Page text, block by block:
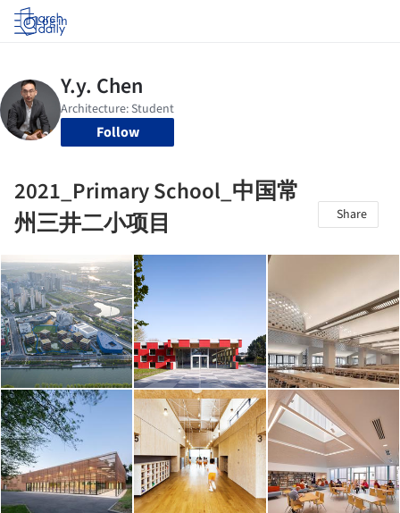
Log in
Follow
2021_Primary School_中国常
州三井二小项目
Share